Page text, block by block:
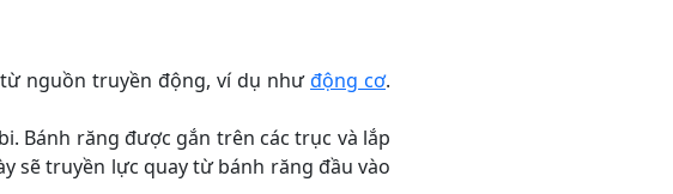
nguồn truyền động, ví dụ nhưđộng cơ.
Bánh răng được gắn trên các trục và lắp
sẽ truyền lực quay từ bánh răng đầu vào